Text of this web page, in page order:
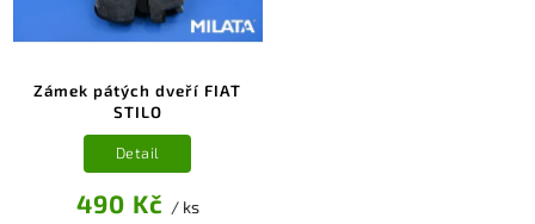
Zámek pátých dveří FIAT
STILO
490 Kč / ks
Detail